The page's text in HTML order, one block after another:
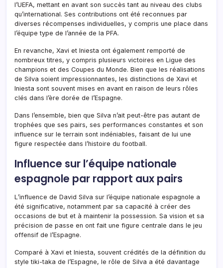
l’UEFA, mettant en avant son succès tant au niveau des clubs
qu’international. Ses contributions ont été reconnues par
diverses récompenses individuelles, y compris une place dans
l’équipe type de l’année de la PFA.
En revanche, Xavi et Iniesta ont également remporté de
nombreux titres, y compris plusieurs victoires en Ligue des
champions et des Coupes du Monde. Bien que les réalisations
de Silva soient impressionnantes, les distinctions de Xavi et
Iniesta sont souvent mises en avant en raison de leurs rôles
clés dans l’ère dorée de l’Espagne.
Dans l’ensemble, bien que Silva n’ait peut-être pas autant de
trophées que ses pairs, ses performances constantes et son
influence sur le terrain sont indéniables, faisant de lui une
figure respectée dans l’histoire du football.
Influence sur l’équipe nationale
espagnole par rapport aux pairs
L’influence de David Silva sur l’équipe nationale espagnole a
été significative, notamment par sa capacité à créer des
occasions de but et à maintenir la possession. Sa vision et sa
précision de passe en ont fait une figure centrale dans le jeu
offensif de l’Espagne.
Comparé à Xavi et Iniesta, souvent crédités de la définition du
style tiki-taka de l’Espagne, le rôle de Silva a été davantage